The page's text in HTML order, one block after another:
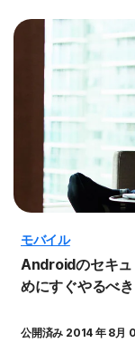
モバイル
Androidのセキュ
めにすぐやるべ
公開済み 2014 年 8月